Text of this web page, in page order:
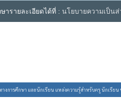
รายละเอียดได้ที่ : นโยบายความเป็น
งการศึกษา และนักเรียน แหล่งความรู้สำหรับครู นักเรีย